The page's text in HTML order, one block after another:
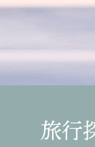
旅行